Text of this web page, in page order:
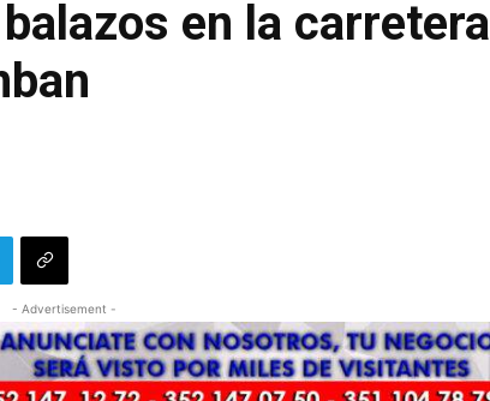
en la carretera
- Advertisement -